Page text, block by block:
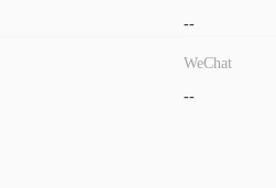
--
WeChat
--